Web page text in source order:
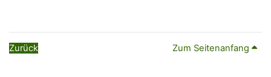
Zurück Zum Seitenanfang